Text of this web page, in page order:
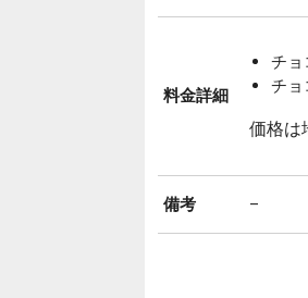
料金詳細
チョ
チョ
価格は
備考 –